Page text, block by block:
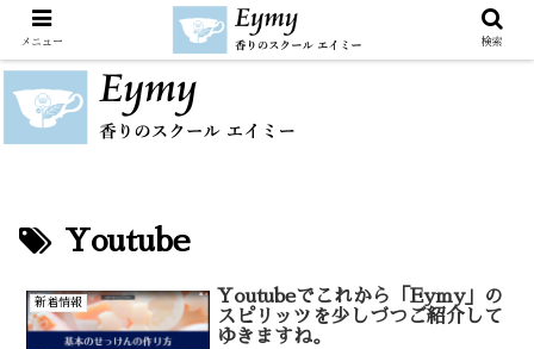
Youtube
新着情報
Youtubeでこれから「Eymy」の
スピリッツを少しづつご紹介して
ゆきますね。
メニュー 検索